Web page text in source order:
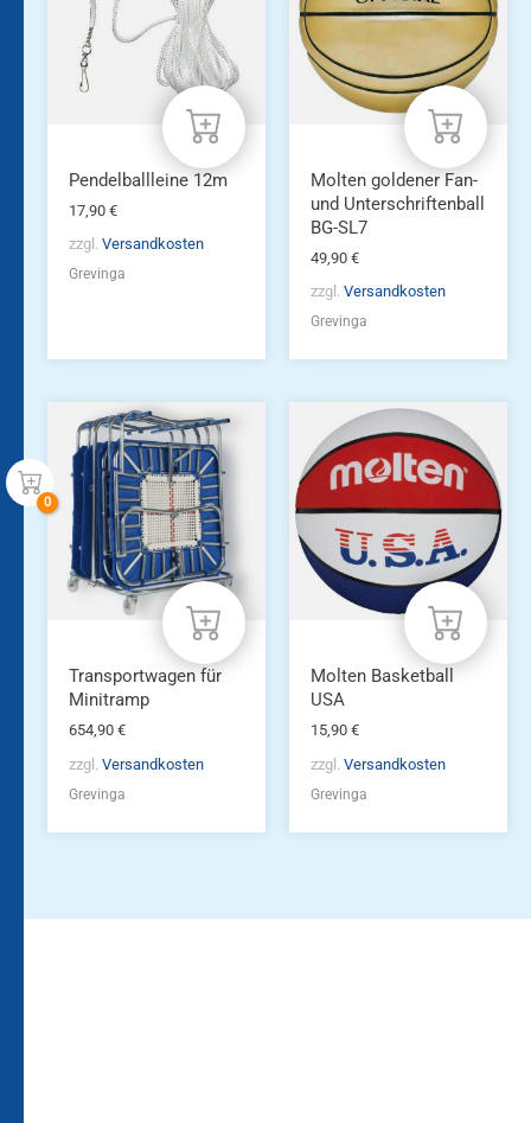
Pendelballleine 12m
17,90 €
zzgl. Versandkosten
Grevinga
Molten goldener Fan-
und Unterschriftenball
BG-SL7
49,90 €
zzgl. Versandkosten
Grevinga
Transportwagen für
Minitramp
654,90 €
zzgl. Versandkosten
Grevinga
Molten Basketball
USA
15,90 €
zzgl. Versandkosten
Grevinga